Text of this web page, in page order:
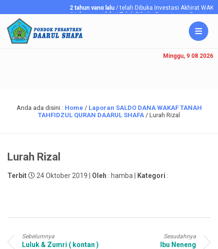
2 tahun yang lalu/ telah Dibuka Investasi Akhirat WAKAF
6 tahun yang lalu/ Telah Dibuka Penerimaan Santriawan/i
Minggu, 9 08 2026
Anda ada disini : Home / Laporan SALDO DANA WAKAF TANAH
TAHFIDZUL QURAN DAARUL SHAFA / Lurah Rizal
Lurah Rizal
Terbit 24 Oktober 2019 | Oleh : hamba | Kategori :
Sebelumnya
Luluk & Zumri ( kontan )
Sesudahnya
Ibu Neneng